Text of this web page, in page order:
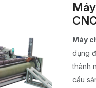
Máy
dụng
thành
cầu